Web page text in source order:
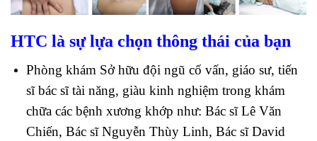
HTC là sự lựa chọn thông thái của bạn
Phòng khám Sở hữu đội ngũ cố vấn, giáo sư, tiến
sĩ bác sĩ tài năng, giàu kinh nghiệm trong khám
chữa các bệnh xương khớp như: Bác sĩ Lê Văn
Chiến, Bác sĩ Nguyễn Thùy Linh, Bác sĩ David